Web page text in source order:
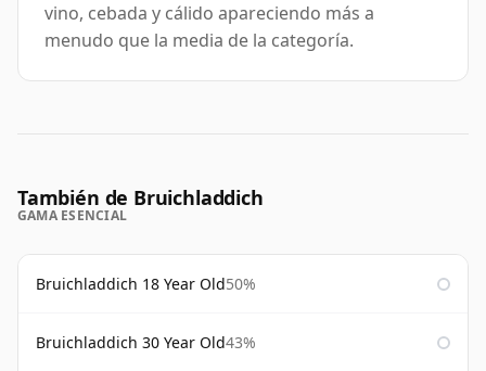
vino, cebada y cálido apareciendo más a
menudo que la media de la categoría.
También de Bruichladdich
GAMA ESENCIAL
Bruichladdich 18 Year Old50%
Bruichladdich 30 Year Old43%